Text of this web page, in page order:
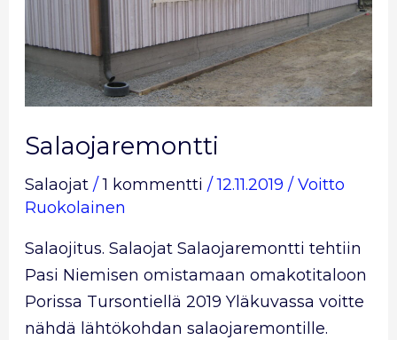
Salaojaremontti
Salaojat/1 kommentti /12.11.2019 / Voitto
Ruokolainen
Salaojitus. Salaojat Salaojaremontti tehtiin
Pasi Niemisen omistamaan omakotitaloon
Porissa Tursontiellä 2019 Yläkuvassa voitte
nähdä lähtökohdan salaojaremontille.